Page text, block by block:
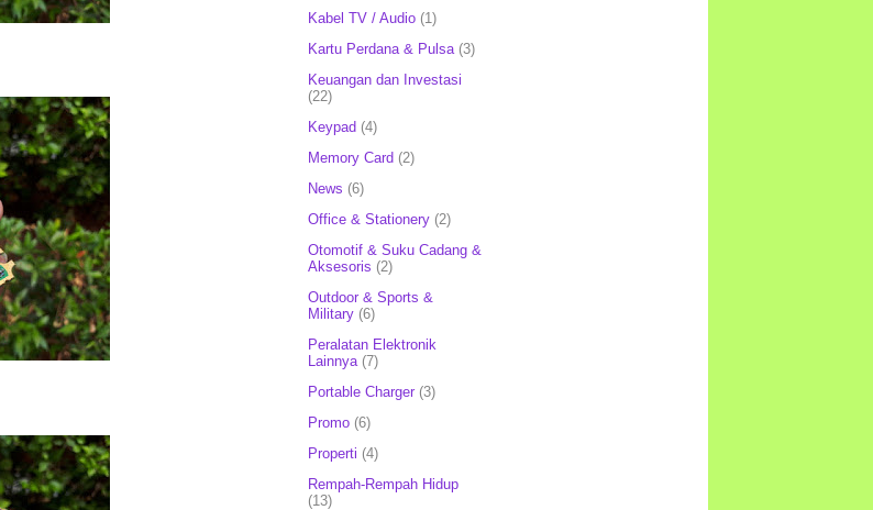
Kabel TV / Audio (1)
Kartu Perdana & Pulsa (3)
Keuangan dan Investasi
(22)
Keypad (4)
Memory Card (2)
News (6)
Office & Stationery (2)
Otomotif & Suku Cadang &
Aksesoris (2)
Outdoor & Sports &
Military (6)
Peralatan Elektronik
Lainnya (7)
Portable Charger (3)
Promo (6)
Properti (4)
Rempah-Rempah Hidup
(13)